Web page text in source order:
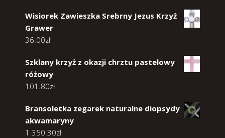
Wisiorek Zawieszka Srebrny Jezus Krzyż
Grawer
36.00zł
Szklany krzyż z okazji chrztu pastelowy
różowy
101.80zł
Bransoletka zegarek naturalne diopsydy
akwamaryny
1 350.30zł